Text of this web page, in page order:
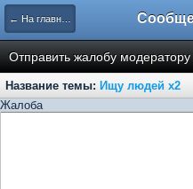
← На главную
Отправить жалобу
Название темы: Ищу людей х2
Жалоба